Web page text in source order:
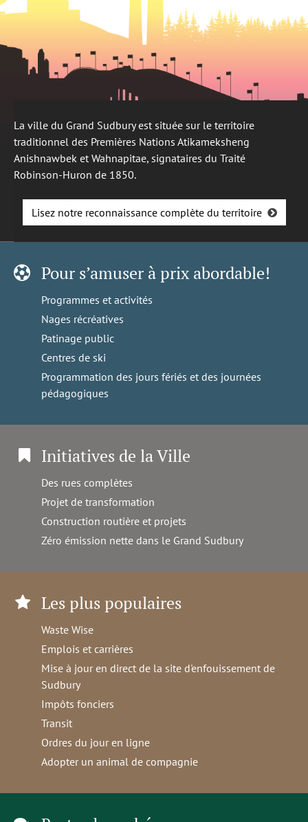
La ville du Grand Sudbury est située sur le territoire
traditionnel des Premières Nations Atikameksheng
Anishnawbek et Wahnapitae, signataires du Traité
Robinson-Huron de 1850.
Lisez notre reconnaissance complète du territoire
Pour s’amuser à prix abordable!
Programmes et activités
Nages récréatives
Patinage public
Centres de ski
Programmation des jours fériés et des journées
pédagogiques
Initiatives de la Ville
Des rues complètes
Projet de transformation
Construction routière et projets
Zéro émission nette dans le Grand Sudbury
Les plus populaires
Waste Wise
Emplois et carrières
Mise à jour en direct de la site d'enfouissement de
Sudbury
Impôts fonciers
Transit
Ordres du jour en ligne
Adopter un animal de compagnie